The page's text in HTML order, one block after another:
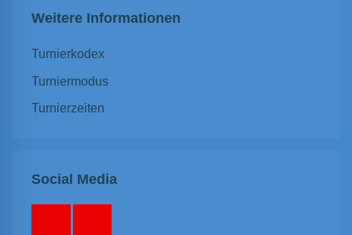
Weitere Informationen
Turnierkodex
Turniermodus
Turnierzeiten
Social Media